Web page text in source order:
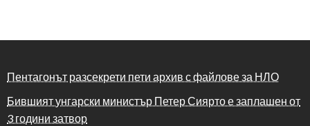
Пентагонът разсекрети пети архив с файлове за НЛО
Бившият унгарски министър Петер Сиярто е заплашен от
3 години затвор